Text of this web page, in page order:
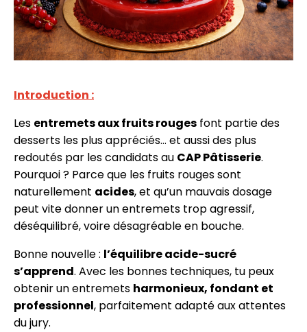
Introduction :
Les entremets aux fruits rouges font partie des
desserts les plus appréciés… et aussi des plus
redoutés par les candidats au CAP Pâtisserie.
Pourquoi ? Parce que les fruits rouges sont
naturellement acides, et qu’un mauvais dosage
peut vite donner un entremets trop agressif,
déséquilibré, voire désagréable en bouche.
Bonne nouvelle : l’équilibre acide-sucré
s’apprend. Avec les bonnes techniques, tu peux
obtenir un entremets harmonieux, fondant et
professionnel, parfaitement adapté aux attentes
du jury.